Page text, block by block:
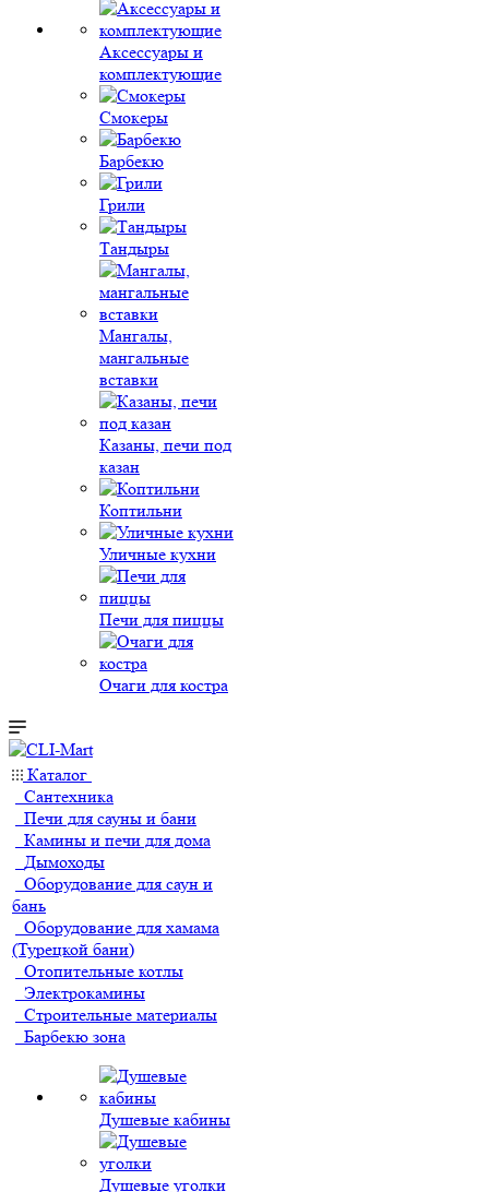
Аксессуары и
комплектующие
Смокеры
Барбекю
Грили
Тандыры
Мангалы,
мангальные
вставки
Казаны, печи под
казан
Коптильни
Уличные кухни
Печи для пиццы
Очаги для костра
Каталог
Сантехника
Печи для сауны и бани
Камины и печи для дома
Дымоходы
Оборудование для саун и
бань
Оборудование для хамама
(Турецкой бани)
Отопительные котлы
Электрокамины
Строительные материалы
Барбекю зона
Душевые кабины
Душевые уголки